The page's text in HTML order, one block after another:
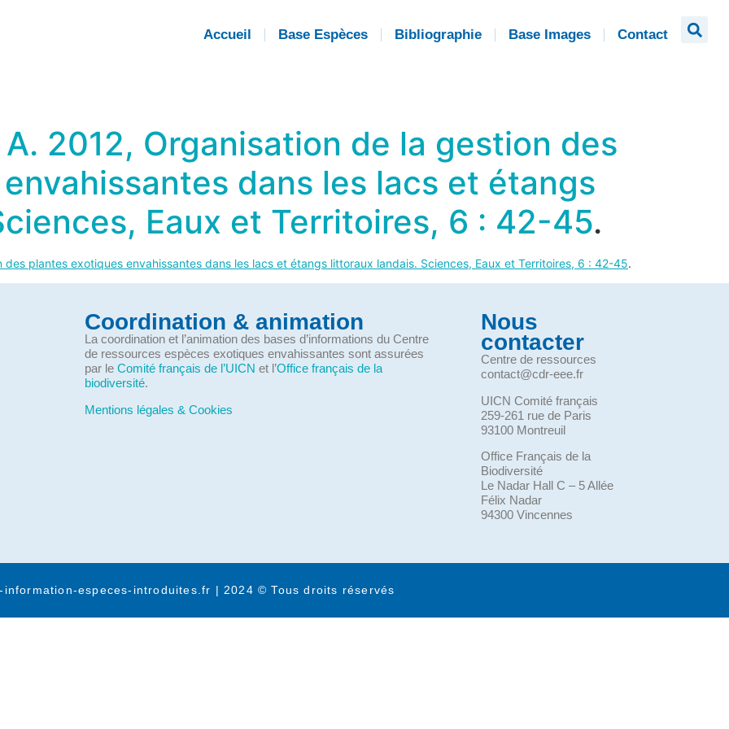
Accueil Base Espèces Bibliographie Base Images Contact
2012, Organisation de la gestion des
dans les lacs et étangs
Eaux et Territoires, 6 : 42-45.
plantes exotiques envahissantes dans les lacs et étangs littoraux landais. Sciences, Eaux et Territoires, 6 : 42-45.
Coordination & animation
La coordination et l’animation des bases d’informations du Centre
de ressources espèces exotiques envahissantes sont assurées
par le Comité français de l’UICN et l’Office français de la
biodiversité.
Mentions légales & Cookies
Nous
contacter
Centre de ressources
contact@cdr-eee.fr
UICN Comité français
259-261 rue de Paris
93100 Montreuil
Office Français de la
Biodiversité
Le Nadar Hall C – 5 Allée
Félix Nadar
94300 Vincennes
information-especes-introduites.fr | 2024 © Tous droits réservés